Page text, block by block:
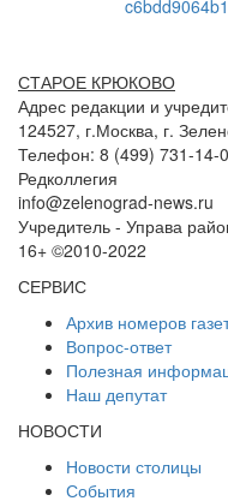
СТАРОЕ КРЮКОВО
Адрес редакции и
124527, г.Москва, г.
Телефон: 8 (499) 731-14-
Редколлегия
info@zelenograd-news.ru
Учредитель - Управа
16+ ©2010-2022
СЕРВИС
Архив номеров
Вопрос-ответ
Полезная
Наш депутат
НОВОСТИ
Новости столицы
События